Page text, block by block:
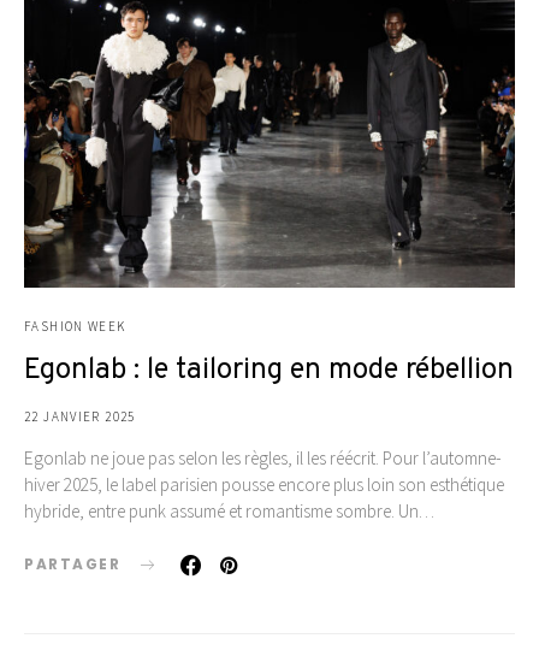
FASHION WEEK
Egonlab : le tailoring en mode rébellion
22 JANVIER 2025
Egonlab ne joue pas selon les règles, il les réécrit. Pour l’automne-
hiver 2025, le label parisien pousse encore plus loin son esthétique
hybride, entre punk assumé et romantisme sombre. Un…
PARTAGER